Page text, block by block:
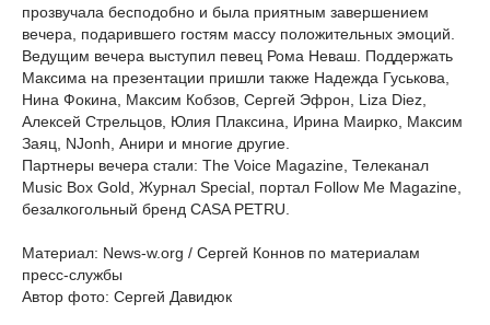
прозвучала бесподобно и была приятным завершением
вечера, подарившего гостям массу положительных эмоций.
Ведущим вечера выступил певец Рома Неваш. Поддержать
Максима на презентации пришли также Надежда Гуськова,
Нина Фокина, Максим Кобзов, Сергей Эфрон, Liza Diez,
Алексей Стрельцов, Юлия Плаксина, Ирина Маирко, Максим
Заяц, NJonh, Анири и многие другие.
Партнеры вечера стали: The Voice Magazine, Телеканал
Music Box Gold, Журнал Special, портал Follow Me Magazine,
безалкогольный бренд CASA PETRU.
Материал: News-w.org / Сергей Коннов по материалам
пресс-службы
Автор фото: Сергей Давидюк